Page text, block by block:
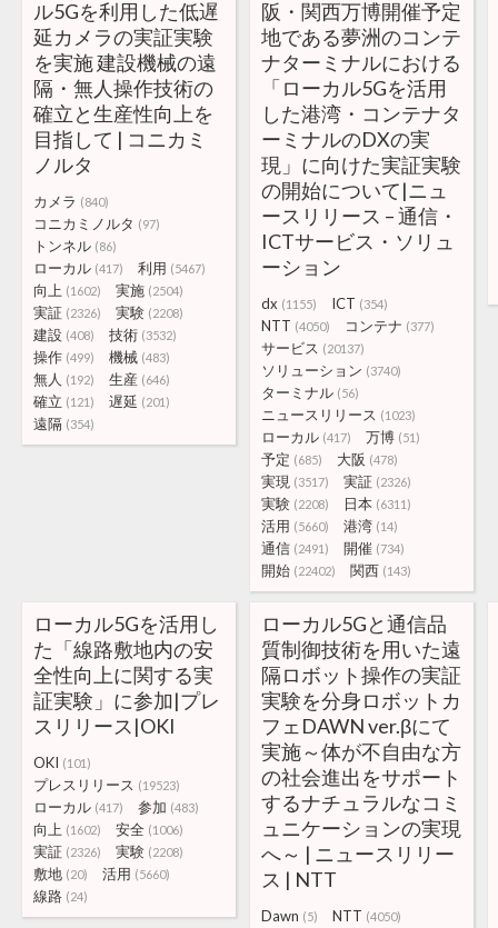
ル5Gを利用した低遅
延カメラの実証実験
を実施 建設機械の遠
隔・無人操作技術の
確立と生産性向上を
目指して | コニカミ
ノルタ
カメラ (840)
コニカミノルタ (97)
トンネル (86)
ローカル (417) 利用 (5467)
向上 (1602) 実施 (2504)
実証 (2326) 実験 (2208)
建設 (408) 技術 (3532)
操作 (499) 機械 (483)
無人 (192) 生産 (646)
確立 (121) 遅延 (201)
遠隔 (354)
阪・関西万博開催予定
地である夢洲のコンテ
ナターミナルにおける
「ローカル5Gを活用
した港湾・コンテナタ
ーミナルのDXの実
現」に向けた実証実験
の開始について|ニュ
ースリリース – 通信・
ICTサービス・ソリュ
ーション
dx (1155) ICT (354)
NTT (4050) コンテナ (377)
サービス (20137)
ソリューション (3740)
ターミナル (56)
ニュースリリース (1023)
ローカル (417) 万博 (51)
予定 (685) 大阪 (478)
実現 (3517) 実証 (2326)
実験 (2208) 日本 (6311)
活用 (5660) 港湾 (14)
通信 (2491) 開催 (734)
開始 (22402) 関西 (143)
ローカル5Gを活用し
た「線路敷地内の安
全性向上に関する実
証実験」に参加|プレ
スリリース|OKI
OKI (101)
プレスリリース (19523)
ローカル (417) 参加 (483)
向上 (1602) 安全 (1006)
実証 (2326) 実験 (2208)
敷地 (20) 活用 (5660)
線路 (24)
ローカル5Gと通信品
質制御技術を用いた遠
隔ロボット操作の実証
実験を分身ロボットカ
フェDAWN ver.βにて
実施～体が不自由な方
の社会進出をサポート
するナチュラルなコミ
ュニケーションの実現
へ～ | ニュースリリー
ス | NTT
Dawn (5) NTT (4050)